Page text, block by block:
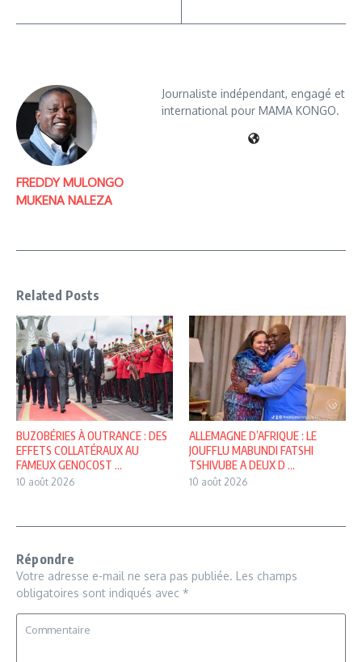
FREDDY MULONGO
MUKENA NALEZA
Journaliste indépendant, engagé et
international pour MAMA KONGO.
Related Posts
BUZOBÉRIES À OUTRANCE : DES
EFFETS COLLATÉRAUX AU
FAMEUX GENOCOST ...
10 août 2026
ALLEMAGNE D’AFRIQUE : LE
JOUFFLU MABUNDI FATSHI
TSHIVUBE A DEUX D ...
10 août 2026
Répondre
Votre adresse e-mail ne sera pas publiée. Les champs
obligatoires sont indiqués avec *